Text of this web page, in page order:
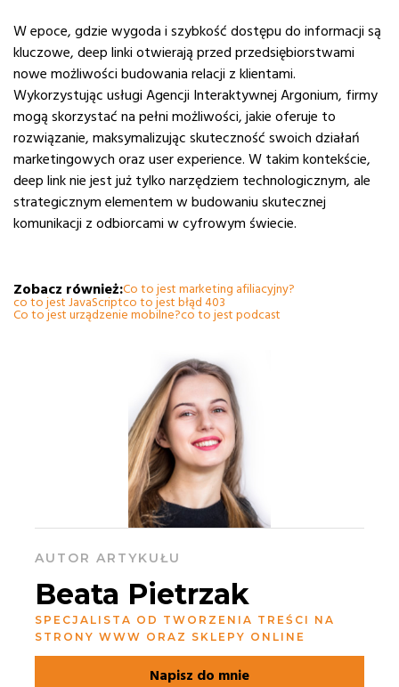
W epoce, gdzie wygoda i szybkość dostępu do informacji są
kluczowe, deep linki otwierają przed przedsiębiorstwami
nowe możliwości budowania relacji z klientami.
Wykorzystując usługi Agencji Interaktywnej Argonium, firmy
mogą skorzystać na pełni możliwości, jakie oferuje to
rozwiązanie, maksymalizując skuteczność swoich działań
marketingowych oraz user experience. W takim kontekście,
deep link nie jest już tylko narzędziem technologicznym, ale
strategicznym elementem w budowaniu skutecznej
komunikacji z odbiorcami w cyfrowym świecie.
Zobacz również:Co to jest marketing afiliacyjny?
co to jest JavaScriptco to jest błąd 403
Co to jest urządzenie mobilne?co to jest podcast
AUTOR ARTYKUŁU
Beata Pietrzak
SPECJALISTA OD TWORZENIA TREŚCI NA
STRONY WWW ORAZ SKLEPY ONLINE
Napisz do mnie